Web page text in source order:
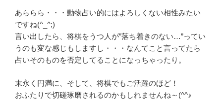
あららら・・・動物占い的にはよろしくない相性みたい
ですね(^_^;)
言い出したら、将棋をうつ人が”落ち着きのない…”ってい
うのも変な感じもしますし・・・なんてこと言ってたら
占いそのものを否定してることになっちゃったり。
末永く円満に、そして、将棋でもご活躍のほど！
おふたりで切磋琢磨されるのかもしれませんね～(^^♪